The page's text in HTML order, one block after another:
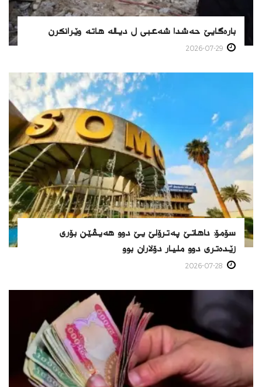
بارەگایێ حەشدا شەعبی ل دیالە هاتە وێرانكرن
سۆمۆ: داهاتێ په‌ترۆلێ یێ دوو هه‌یڤێن بۆری
زێده‌تری دوو ملیار دۆلاران بوو
Continue in browser